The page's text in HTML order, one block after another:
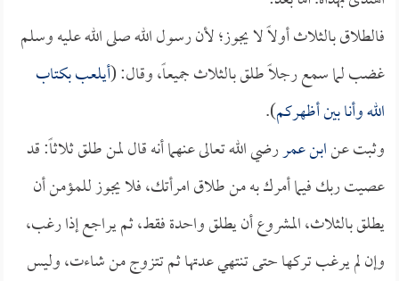
فالطلاق بالثلاث أولاً لا يجوز؛ لأن رسول الله صلى الله عليه وسلم
غضب لما سمع رجلاً طلق بالثلاث جميعاً، وقال: (أيلعب بكتاب
الله وأنا بين أظهركم).
وثبت عنابن عمررضي الله تعالى عنهما أنه قال لمن طلق ثلاثاً: قد
عصيت ربك فيما أمرك به من طلاق امرأتك، فلا يجوز للمؤمن أن
يطلق بالثلاث، المشروع أن يطلق واحدة فقط، ثم يراجع إذا رغب،
وإن لم يرغب تركها حتى تنتهي عدتها ثم تتزوج من شاءت، وليس